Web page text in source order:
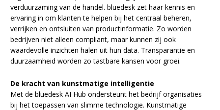
verduurzaming van de handel. bluedesk zet haar kennis en
ervaring in om klanten te helpen bij het centraal beheren,
verrijken en ontsluiten van productinformatie. Zo worden
bedrijven niet alleen compliant, maar kunnen zij ook
waardevolle inzichten halen uit hun data. Transparantie en
duurzaamheid worden zo tastbare kansen voor groei.
De kracht van kunstmatige intelligentie
Met de bluedesk AI Hub ondersteunt het bedrijf organisaties
bij het toepassen van slimme technologie. Kunstmatige